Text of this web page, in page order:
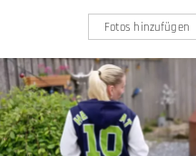
Fotos hinzufügen